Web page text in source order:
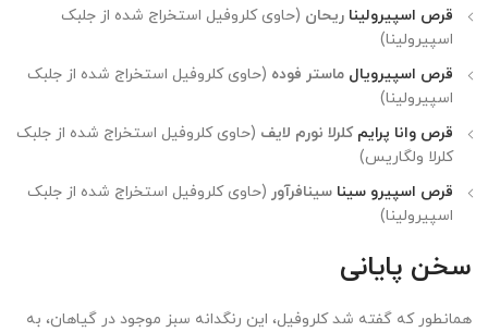
قرص اسپیرولینا ریحان (حاوی کلروفیل استخراج شده از جلبک
اسپیرولینا)
قرص اسپیرویال ماستر فوده (حاوی کلروفیل استخراج شده از جلبک
اسپیرولینا)
قرص وانا پرایم کلرلا نورم لایف (حاوی کلروفیل استخراج شده از جلبک
کلرلا ولگاریس)
قرص اسپیرو سینا سینافرآور (حاوی کلروفیل استخراج شده از جلبک
اسپیرولینا)
سخن پایانی
همانطور که گفته شد کلروفیل، این رنگدانه سبز موجود در گیاهان، به